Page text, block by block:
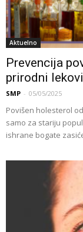
Aktuelno
Prevencija
prirodni
SMP - 05/05/2025
Povišen holesterol
samo za stariju
ishrane bogate